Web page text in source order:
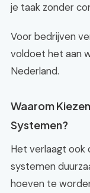
je taak zonder
Voor bedrijven
voldoet het aan
Nederland.
Waarom
Systemen?
Het verlaagt ook
systemen
hoeven te